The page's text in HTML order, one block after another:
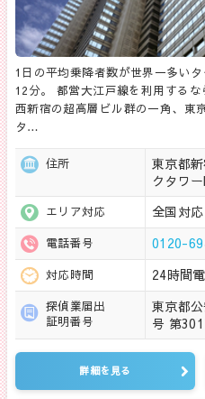
1日の平均乗降者数が世界一多い
12分。 都営大江戸線を利用する
西新宿の超高層ビル群の一角、東
タ…
住所
東京都
クタワ
エリア対応 全国対応
電話番号 0120-
対応時間 24時間
探偵業届出
証明番号
東京都
号 第
詳細を見る